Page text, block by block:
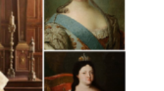
გინახავთ -
ისტორიაში
აღბეჭდეს
/ 06-08-2026